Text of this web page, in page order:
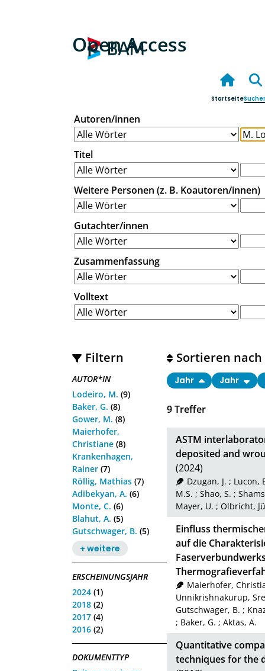
Open Access
Startseite
Autoren/innen
Titel
Weitere Personen (z. B. Koautoren/innen)
Gutachter/innen
Zusammenfassung
Volltext
Filtern
AUTOR*IN
Lodeiro, M. (9)
Baker, G. (8)
Gower, M. (8)
Maierhofer,
Christiane (8)
Krankenhagen,
Rainer (7)
Röllig, Mathias (7)
Adibekyan, A. (6)
Monte, C. (6)
Blahut, A. (5)
Gutschwager, B. (5)
+ weitere
ERSCHEINUNGSJAHR
2024 (1)
2018 (2)
2017 (4)
2016 (2)
DOKUMENTTYP
9Treffer
Sortieren nach
Jahr Jahr
ASTM
deposited and
(2024)
Dzugan, J. ; Lucon,
M.S. ; Shao, S. ;
Mayer, U. ; Olbricht,
Einfluss
auf die
Maierhofer,
Unnikrishnakurup,
Gutschwager, B. ;
; Baker, G. ; Aktas, A.
Quantitative
techniques for the